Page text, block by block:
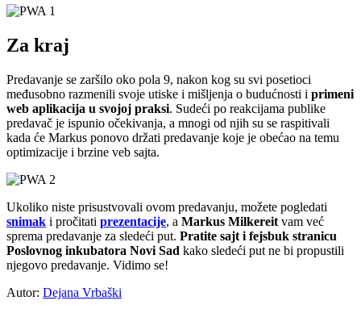
Za kraj
Predavanje se zaršilo oko pola 9, nakon kog su svi posetioci
međusobno razmenili svoje utiske i mišljenja o budućnosti i primeni
web aplikacija u svojoj praksi. Sudeći po reakcijama publike
predavač je ispunio očekivanja, a mnogi od njih su se raspitivali
kada će Markus ponovo držati predavanje koje je obećao na temu
optimizacije i brzine veb sajta.
Ukoliko niste prisustvovali ovom predavanju, možete pogledati
snimak i pročitati prezentacije, a Markus Milkereit vam već
sprema predavanje za sledeći put. Pratite sajt i fejsbuk stranicu
Poslovnog inkubatora Novi Sad kako sledeći put ne bi propustili
njegovo predavanje. Vidimo se!
Autor: Dejana Vrbaški